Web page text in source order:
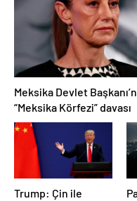
Meksika Devlet
“Meksika Körfezi” davası
Trump: Çin ile